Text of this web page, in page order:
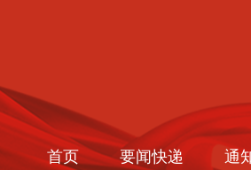
首页 要闻快递 通